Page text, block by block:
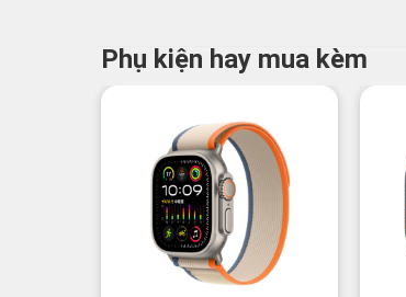
Phụ kiện hay mua kèm